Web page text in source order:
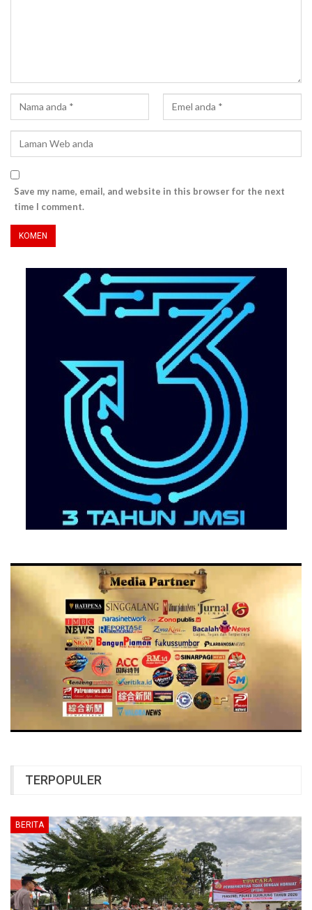
Save my name, email, and website in this browser for the next
time I comment.
TERPOPULER
BERITA